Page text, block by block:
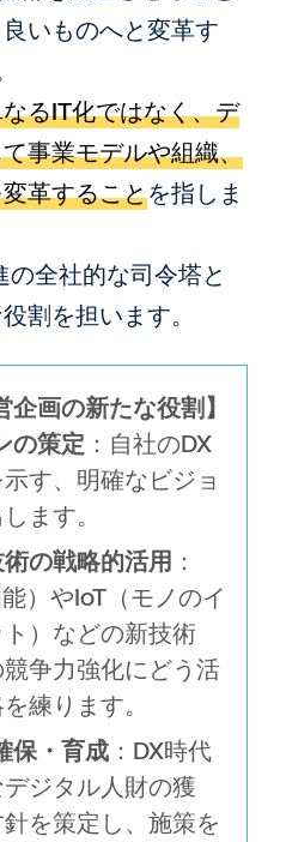
いものへと変革す
るIT化ではなく、デ
事業モデルや組織、
革することを指しま
全社的な司令塔と
割を担います。
企画の新たな役割】
の策定 ：自社のDX
す、明確なビジョ
ます。
の戦略的活用 ：
）やIoT（モノのイ
）などの新技術
争力強化にどう活
練ります。
保・育成 ：DX時代
ジタル人財の獲
を策定し、施策を